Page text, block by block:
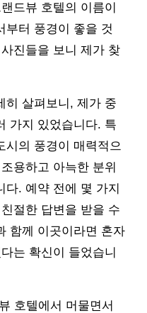
드뷰 호텔의 이름이
부터 풍경이 좋을 것
진들을 보니 제가 찾
히 살펴보니, 제가 중
가지 있었습니다. 특
시의 풍경이 매력적으
용하고 아늑한 분위
다. 예약 전에 몇 가지
절한 답변을 받을 수
함께 이곳이라면 혼자
는 확신이 들었습니
호텔에서 머물면서